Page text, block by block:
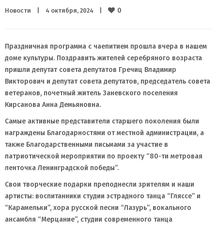
Новости 4 октября, 2024 0
Праздничная программа с чаепитием прошла вчера в нашем
доме культуры. Поздравить жителей серебряного возраста
пришли депутат совета депутатов Гречиц Владимир
Викторович и депутат совета депутатов, председатель совета
ветеранов, почетный житель Заневского поселения
Кирсанова Анна Демьяновна.
Самые активные представители старшего поколения были
награждены Благодарностями от местной администрации, а
также Благодарственными письмами за участие в
патриотической мероприятии по проекту “80-ти метровая
ленточка Ленинградской победы”.
Свои творческие подарки преподнесли зрителям и наши
артисты: воспитанники студии эстрадного танца “Гляссе” и
“Карамельки”, хора русской песни “Лазурь”, вокального
ансамбля “Мерцание”, студии современного танца